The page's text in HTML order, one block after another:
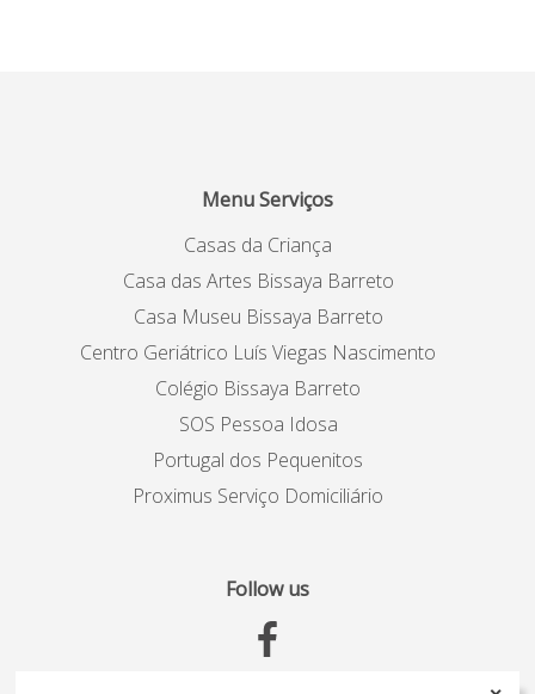
Menu Serviços
Casas da Criança
Casa das Artes Bissaya Barreto
Casa Museu Bissaya Barreto
Centro Geriátrico Luís Viegas Nascimento
Colégio Bissaya Barreto
SOS Pessoa Idosa
Portugal dos Pequenitos
Proximus Serviço Domiciliário
Follow us